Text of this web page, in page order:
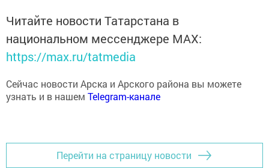
Читайте новости Татарстана в
национальном мессенджере MАХ:
https://max.ru/tatmedia
узнать и в нашемTelegram-канале
Перейти на страницу новости